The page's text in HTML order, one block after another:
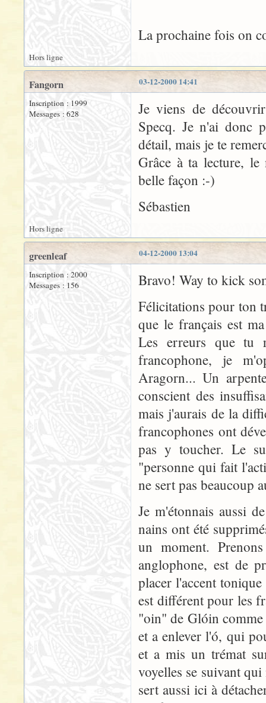
La prochaine fois on
Hors ligne
03-12-2000 14:41
Fangorn
Inscription : 1999
Messages : 628
Je viens de
Specq. Je n'ai donc
détail, mais je te
Grâce à ta lecture,
belle façon :-)
Sébastien
Hors ligne
04-12-2000 13:04
greenleaf
Inscription : 2000
Messages : 156
Bravo! Way to kick
Félicitations pour ton
que le français est
Les erreurs que tu
francophone, je
Aragorn... Un
conscient des
mais j'aurais de la
francophones ont
pas y toucher. Le
"personne qui fait
ne sert pas beaucoup
Je m'étonnais aussi
nains ont été
un moment.
anglophone, est de
placer l'accent
est différent pour les
"oin" de Glóin comme
et a enlever l'ó, qui
et a mis un trémat
voyelles se suivant
sert aussi ici à